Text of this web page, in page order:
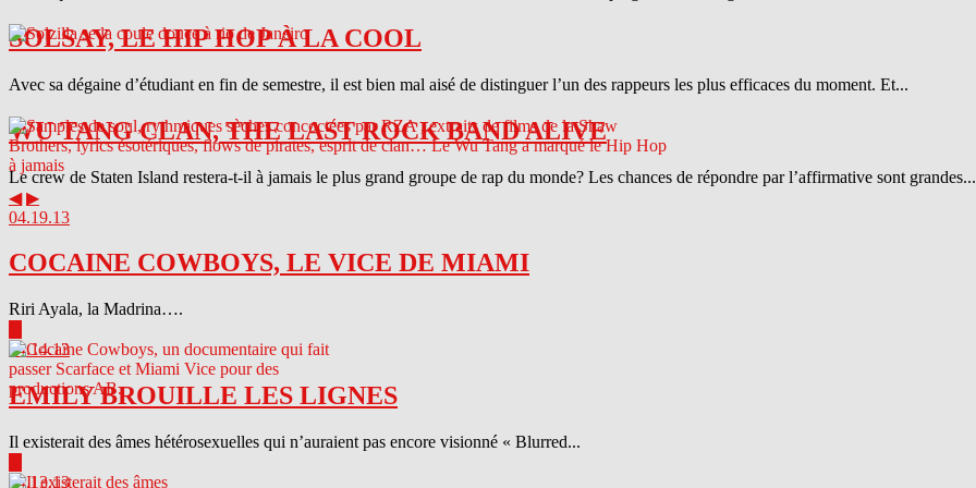
SOLSAY, LE HIP HOP À LA COOL
Avec sa dégaine d’étudiant en fin de semestre, il est bien mal aisé de distinguer l’un des rappeurs les plus efficaces du moment. Et...
WU TANG CLAN, THE LAST ROCK BAND ALIVE
Le crew de Staten Island restera-t-il à jamais le plus grand groupe de rap du monde? Les chances de répondre par l’affirmative sont
◀ ▶
04.19.13
COCAINE COWBOYS, LE VICE DE MIAMI
Riri Ayala, la Madrina….
04.14.13
EMILY BROUILLE LES LIGNES
Il existerait des âmes hétérosexuelles qui n’auraient pas encore visionné « Blurred...
04.13.13